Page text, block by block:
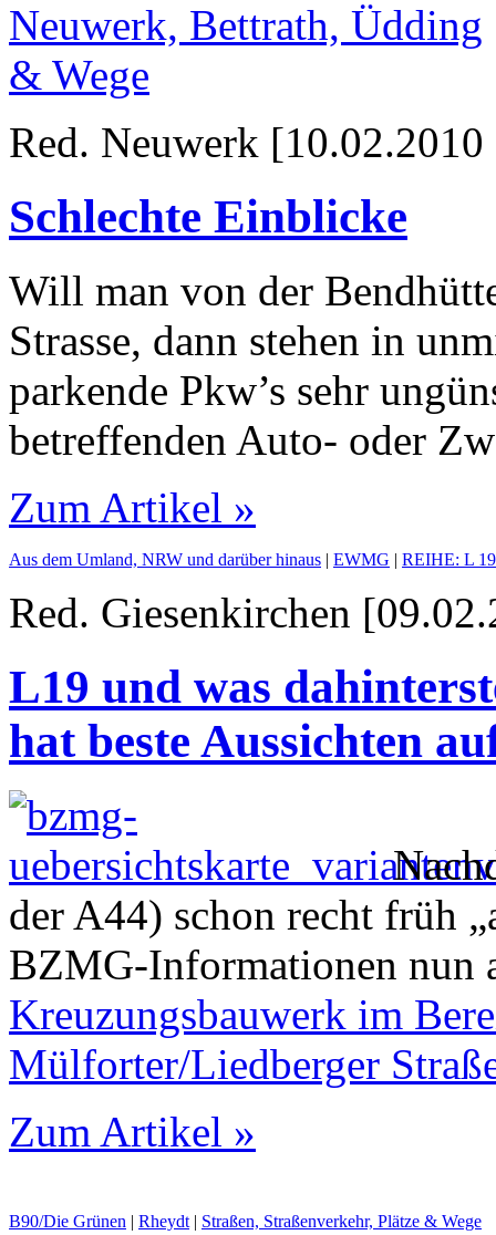
Neuwerk, Bettrath, Üdding
& Wege
Red. Neuwerk
Schlechte Einblicke
Will man von der
Strasse, dann stehen in
parkende Pkw’s sehr
betreffenden Auto- oder
Zum Artikel »
Aus dem Umland, NRW und darüber hinaus | EWMG | REIHE: L 19
Red. Giesenkirchen
L19 und was
hat beste Aussichten
der A44) schon recht früh
BZMG-Informationen nun
Kreuzungsbauwerk im
Mülforter/Liedberger
Zum Artikel »
B90/Die Grünen | Rheydt | Straßen, Straßenverkehr, Plätze & Wege